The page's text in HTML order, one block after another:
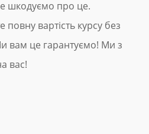
шкодуємо про це.
вартість курсу без
вам це гарантуємо! Ми з
вас!